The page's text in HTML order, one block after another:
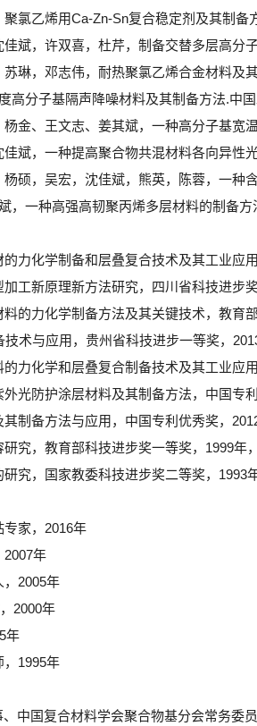
氯乙烯用Ca-Zn-Sn复合稳定剂及其制备
斌，许双喜，杜芹，制备交替多层高分
琳，邓志伟，耐热聚氯乙烯合金材料及
高分子基隔声降噪材料及其制备方法.中
金、王文志、姜其斌，一种高分子基宽
斌，一种提高聚合物共混材料各向异性
硕，吴宏，沈佳斌，熊英，陈蓉，一种
，一种高强高韧聚丙烯多层材料的制备方
力化学制备和层叠复合技术及其工业应
工新原理新方法研究，四川省科技进步
的力化学制备方法及其关键技术，教育
术与应用，贵州省科技进步一等奖，
力化学和层叠复合制备技术及其工业应
光防护涂层材料及其制备方法，中国专
制备方法与应用，中国专利优秀奖，
究，教育部科技进步奖一等奖，1999年
究，国家教委科技进步奖二等奖，1993
家，2016年
2007年
，2005年
2000年
年
，1995年
中国复合材料学会聚合物基分会常务